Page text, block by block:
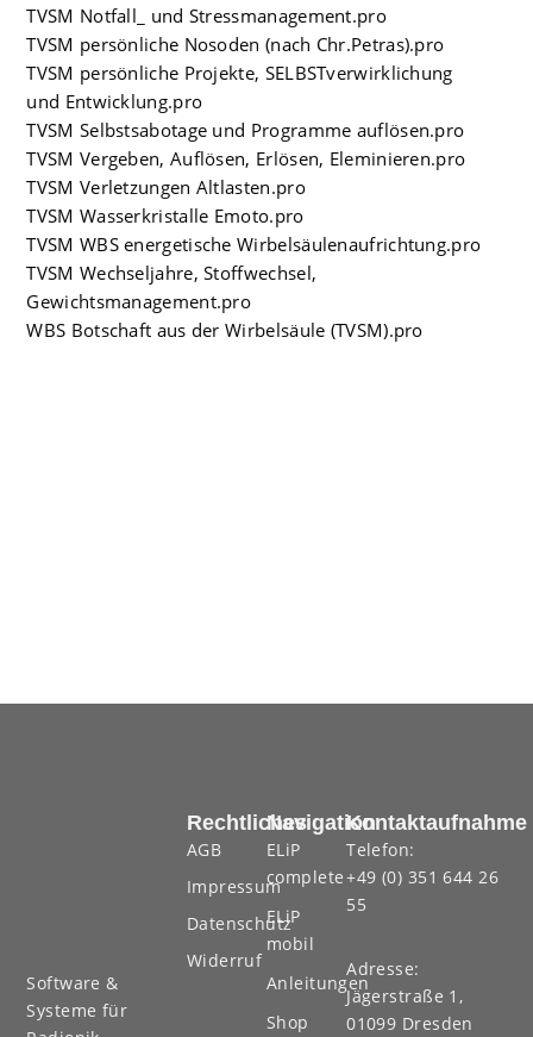
TVSM Notfall_ und Stressmanagement.pro
TVSM persönliche Nosoden (nach Chr.Petras).pro
TVSM persönliche Projekte, SELBSTverwirklichung
und Entwicklung.pro
TVSM Selbstsabotage und Programme auflösen.pro
TVSM Vergeben, Auflösen, Erlösen, Eleminieren.pro
TVSM Verletzungen Altlasten.pro
TVSM Wasserkristalle Emoto.pro
TVSM WBS energetische Wirbelsäulenaufrichtung.pro
TVSM Wechseljahre, Stoffwechsel,
Gewichtsmanagement.pro
WBS Botschaft aus der Wirbelsäule (TVSM).pro
Software &
Systeme für
Navigation
ELiP
complete
ELiP
mobil
Anleitungen
Shop
Rechtliches
AGB
Impressum
Datenschutz
Widerruf
Kontaktaufnahme
Telefon:
+49 (0) 351 644 26
55
Adresse:
Jägerstraße 1,
01099 Dresden